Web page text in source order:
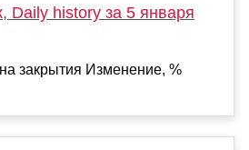
Daily history за 5 января
закрытия Изменение, %